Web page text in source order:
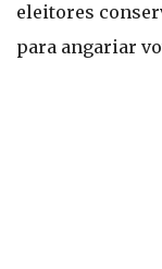
eleitores
para angariar